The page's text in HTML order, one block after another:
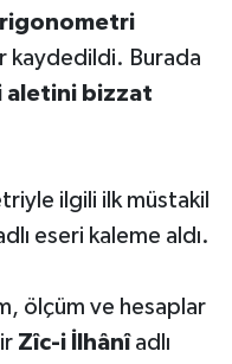
kaydedildi. Burada
aletini bizzat
ilgili ilk müstakil
eseri kaleme aldı.
ölçüm ve hesaplar
Zîc-i İlhânîadlı